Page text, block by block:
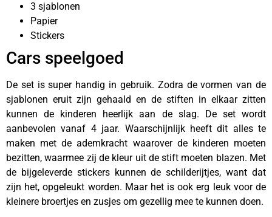
3 sjablonen
Papier
Stickers
Cars speelgoed
De set is super handig in gebruik. Zodra de vormen van de
sjablonen eruit zijn gehaald en de stiften in elkaar zitten
kunnen de kinderen heerlijk aan de slag. De set wordt
aanbevolen vanaf 4 jaar. Waarschijnlijk heeft dit alles te
maken met de ademkracht waarover de kinderen moeten
bezitten, waarmee zij de kleur uit de stift moeten blazen. Met
de bijgeleverde stickers kunnen de schilderijtjes, want dat
zijn het, opgeleukt worden. Maar het is ook erg leuk voor de
kleinere broertjes en zusjes om gezellig mee te kunnen doen.